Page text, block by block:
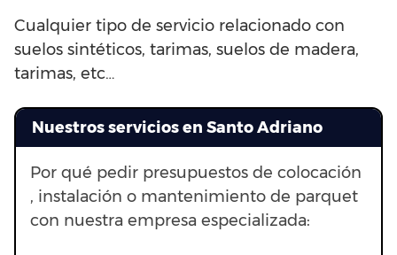
Cualquier tipo de servicio relacionado con
suelos sintéticos, tarimas, suelos de madera,
tarimas, etc…
Nuestros servicios en Santo Adriano
Por qué pedir presupuestos de colocación
, instalación o mantenimiento de parquet
con nuestra empresa especializada: